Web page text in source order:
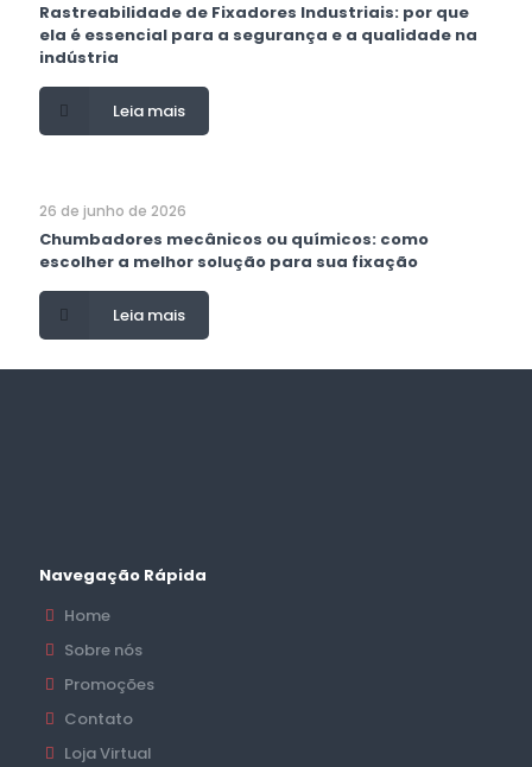
Rastreabilidade de Fixadores Industriais: por que
ela é essencial para a segurança e a qualidade na
indústria
Leia mais
26 de junho de 2026
Chumbadores mecânicos ou químicos: como
escolher a melhor solução para sua fixação
Leia mais
Navegação Rápida
Home
Sobre nós
Promoções
Contato
Loja Virtual